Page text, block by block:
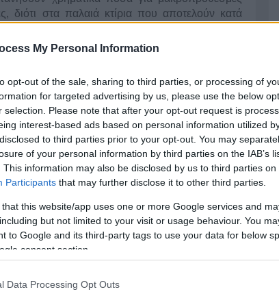
My Personal Information
opt-out of the sale, sharing to third parties, or processing of
for targeted advertising by us, please use the below
selection. Please note that after your opt-out request is
interest-based ads based on personal information utilized
to third parties prior to your opt-out. You may
of your personal information by third parties on the IAB’s
This information may also be disclosed by us to third parties on
Participants that may further disclose it to other third parties.
that this website/app uses one or more Google services and
but not limited to your visit or usage behaviour. You
to Google and its third-party tags to use your data for below
consent section.
Data Processing Opt Outs
διότι στα παλαιά κτίρια που αποτελούν κατά
της χώρας μας (το 60% των κτιρίων έχει
συχνά δύσκολο και δαπανηρό να επιτευχθεί το
των ιδιοκτησιακών (νομικών) προβλημάτων, η
λόγο στους συνιδιοκτήτες και δεν αποτελεί
Επίσης, όσον αφορά την οικονομική
ιδιοκτήτες προκειμένου να αναβαθμίσουν
η πολιτεία έχει προνοήσει για την παροχή
κάλυψη ενός ποσοστού της δαπάνης μέσω
εξοικονόμηση κατ’ οίκον, χτίζοντας το μέλλον
των δυσκολιών τεχνικής φύσεως και σ’ αυτό
οιδιαίτερα σημαντικός ρόλος του
Επιθεωρητή.
απέναντι στον ιδιοκτήτη του ακινήτου
Η πρώτη φάση αφορά τηναξιολόγηση του
απόδοση και την κατάταξη του στην αντίστοιχη
γίνεται με βάση τον ισχύοντα Κανονισμό